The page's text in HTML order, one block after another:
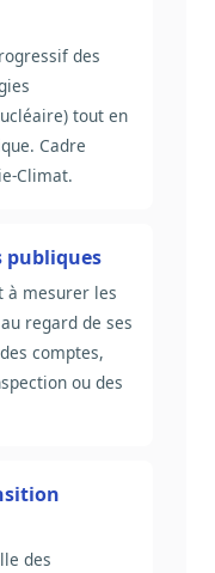
des
tout en
Cadre
Climat.
publiques
à mesurer les
regard de ses
comptes,
ou des
des